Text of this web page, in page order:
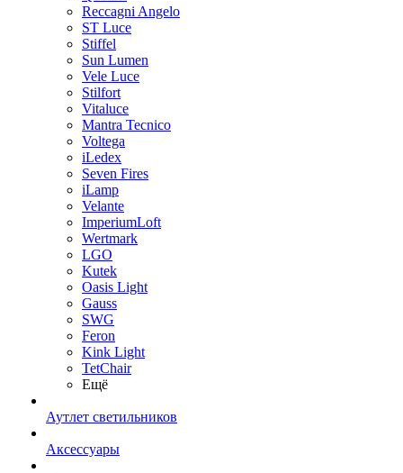
Reccagni Angelo
ST Luce
Stiffel
Sun Lumen
Vele Luce
Stilfort
Vitaluce
Mantra Tecnico
Voltega
iLedex
Seven Fires
iLamp
Velante
ImperiumLoft
Wertmark
LGO
Kutek
Oasis Light
Gauss
SWG
Feron
Kink Light
TetСhair
Ещё
Аутлет светильников
Аксессуары